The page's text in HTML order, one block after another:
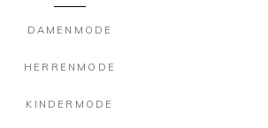
DAMENMODE
HERRENMODE
KINDERMODE